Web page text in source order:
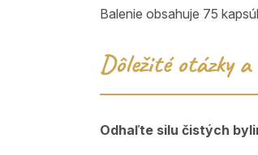
Balenie obsahuje 75
Dôležité otázky
Odhaľte silu čistých